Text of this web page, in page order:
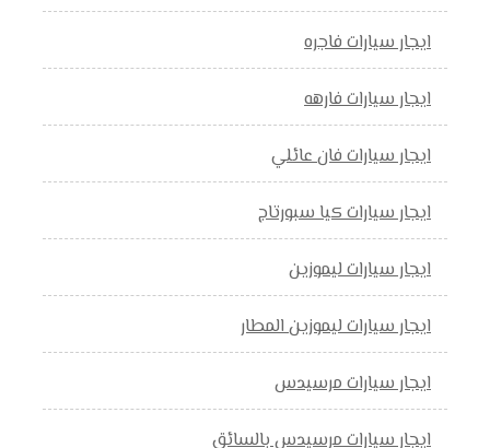
ايجار سيارات فاجره
ايجار سيارات فارهه
ايجار سيارات فان عائلي
ايجار سيارات كيا سبورتاج
ايجار سيارات ليموزين
ايجار سيارات ليموزين المطار
ايجار سيارات مرسيدس
ايجار سيارات مرسيدس بالسائق